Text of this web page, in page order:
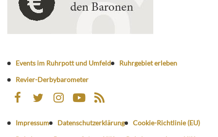
Events im Ruhrpott und Umfeld
Ruhrgebiet erleben
Revier-Derbybarometer
Impressum Datenschutzerklärung
Cookie-Richtlinie (EU)